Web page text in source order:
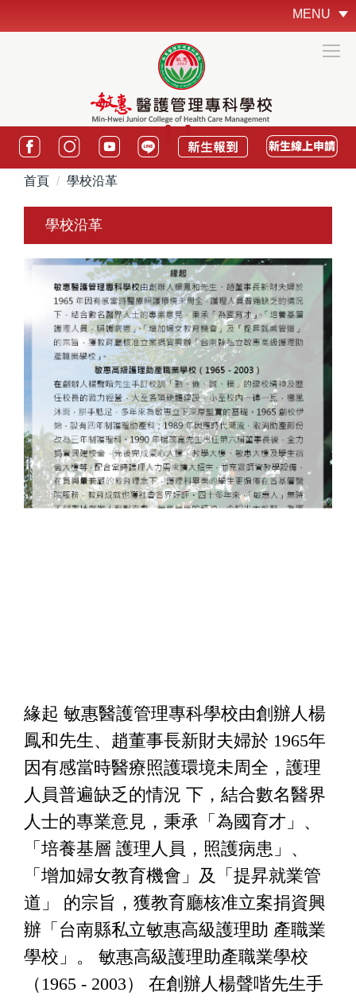
到
區
MENU
:::
首頁 學校沿革
學校沿革
緣起 敏惠醫護管理專科學校由創辦人楊
鳳和先生、趙董事長新財夫婦於 1965年
因有感當時醫療照護環境未周全，護理
人員普遍缺乏的情況 下，結合數名醫界
人士的專業意見，秉承「為國育才」、
「培養基層 護理人員，照護病患」、
「增加婦女教育機會」及「提昇就業管
道」 的宗旨，獲教育廳核准立案捐資興
辦「台南縣私立敏惠高級護理助 產職業
學校」。 敏惠高級護理助產職業學校
（1965 - 2003） 在創辦人楊聲喈先生手